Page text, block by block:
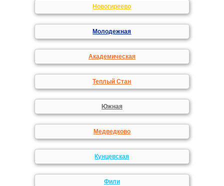
Новогиреево
Молодежная
Академическая
Теплый Стан
Южная
Медведково
Кунцевская
Фили